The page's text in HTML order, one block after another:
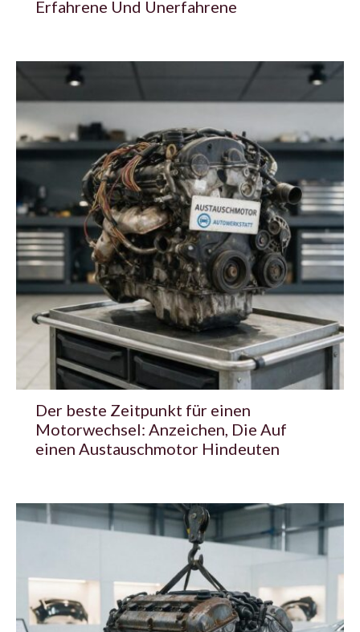
Erfahrene Und Unerfahrene
Der beste Zeitpunkt für einen
Motorwechsel: Anzeichen, Die Auf
einen Austauschmotor Hindeuten